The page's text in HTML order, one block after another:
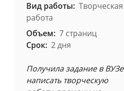
Вид работы: Творческая
работа
Объем: 7 страниц
Срок: 2 дня
Получила задание в ВУЗе
написать творческую